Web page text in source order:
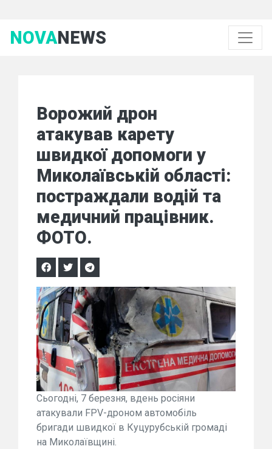
NOVANEWS
Ворожий дрон
атакував карету
швидкої допомоги у
Миколаївській області:
постраждали водій та
медичний працівник.
ФОТО.
Сьогодні, 7 березня, вдень росіяни
атакували FPV-дроном автомобіль
бригади швидкої в Куцурубській громаді
на Миколаївщині.